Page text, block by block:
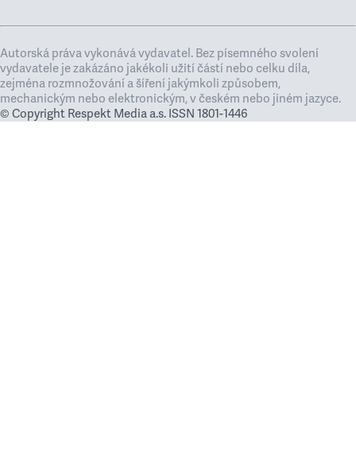
Autorská práva vykonává vydavatel. Bez písemného svolení
vydavatele je zakázáno jakékoli užití částí nebo celku díla,
zejména rozmnožování a šíření jakýmkoli způsobem,
mechanickým nebo elektronickým, v českém nebo jiném jazyce.
© Copyright Respekt Media a.s. ISSN 1801-1446